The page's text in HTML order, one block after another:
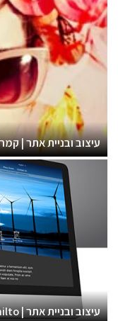
עיצוב ובניית אתר |
עיצוב ובניית אתר | Elenilto